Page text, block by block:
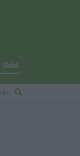
Global